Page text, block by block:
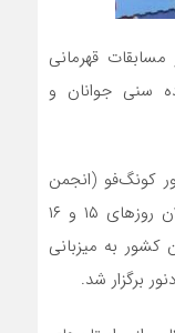
قهرمانی
سنی جوانان و
کونگ‌فو (انجمن
کمپو) در دو رده سنی جوانان و بزرگسالان روزهای ۱۵ و ۱۶
حضور ۱۴ تیم از ۱۳ استان کشور به میزبانی
برگزار شد.